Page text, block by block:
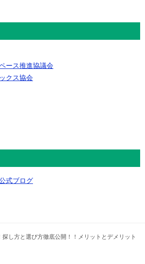
ース推進協議会
クス協会
式ブログ
し方と選び方徹底公開！！メリットとデメリット